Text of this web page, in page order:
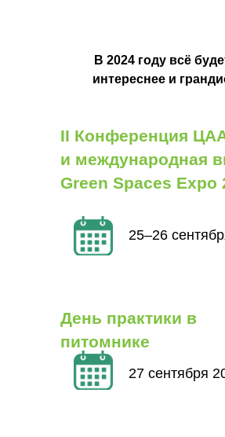
В 2024 году всё
интереснее и
25–26
II Конференция
и международная
Green Spaces Expo
День практики в
питомнике
27 сентября